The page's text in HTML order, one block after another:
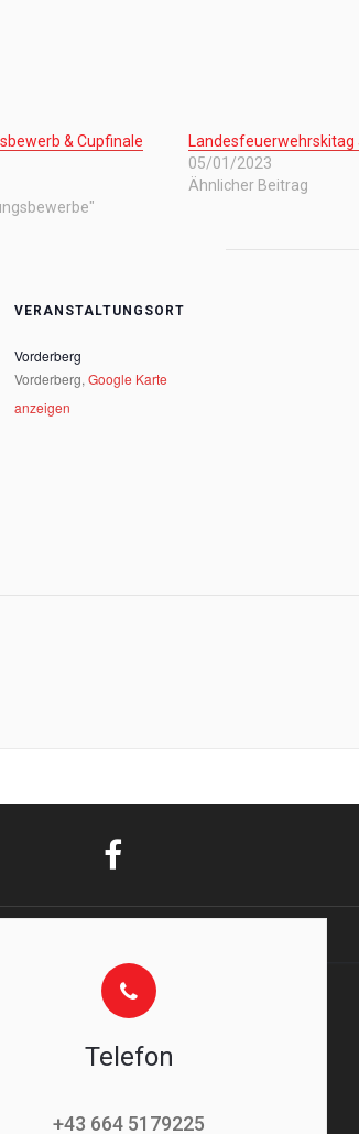
& Cupfinale
Landesfeuerwehrskitag
05/01/2023
Ähnlicher Beitrag
VERANSTALTUNGSORT
Vorderberg
Vorderberg, Google Karte
anzeigen
Telefon
+43 664 5179225